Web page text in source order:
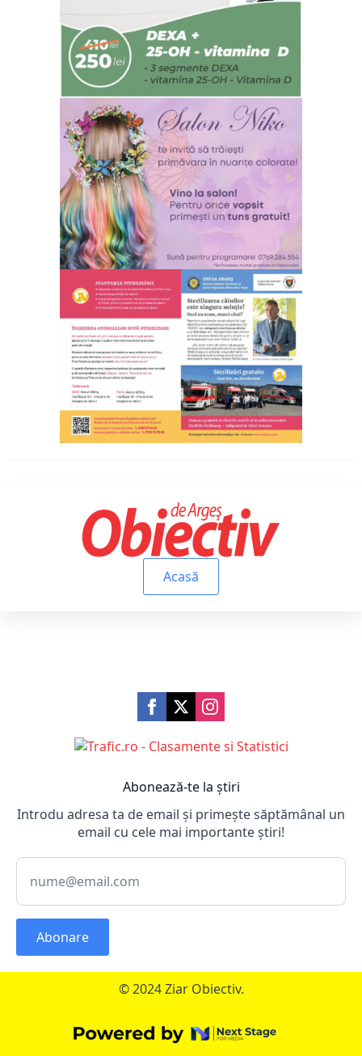
Acasă
Abonează-te la știri
Introdu adresa ta de email și primește săptămânal un
email cu cele mai importante știri!
Abonare
© 2024 Ziar Obiectiv.